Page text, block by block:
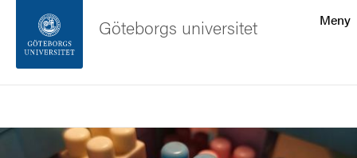
Sidfoten
Meny
Göteborgs universitet
Bild